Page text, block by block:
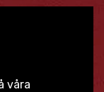
våra